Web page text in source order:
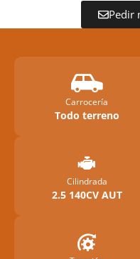
Pedir
Carrocería
Todo terreno
Cilindrada
2.5 140CV AUT